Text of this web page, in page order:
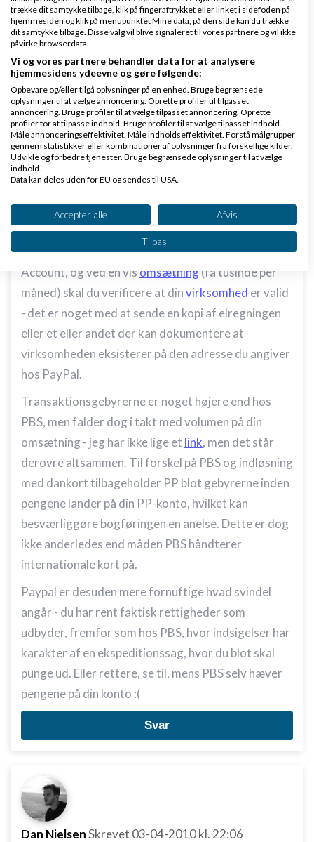
Svar
Mr. Moski2.netSkrevet22-03-2010kl. 22:07
Det er korrekt at det ikke koster noget at oprette
en konto. Du skal have det der hedder en Business
Account, og ved en vis omsætning (få tusinde per
måned) skal du verificere at dinvirksomhed er valid
- det er noget med at sende en kopi af elregningen
eller et eller andet der kan dokumentere at
virksomheden eksisterer på den adresse du angiver
hos PayPal.
Transaktionsgebyrerne er noget højere end hos
PBS, men falder dog i takt med volumen på din
omsætning - jeg har ikke lige et link, men det står
derovre altsammen. Til forskel på PBS og indløsning
med dankort tilbageholder PP blot gebyrerne inden
pengene lander på din PP-konto, hvilket kan
besværliggøre bogføringen en anelse. Dette er dog
ikke anderledes end måden PBS håndterer
internationale kort på.
Paypal er desuden mere fornuftige hvad svindel
angår - du har rent faktisk rettigheder som
udbyder, fremfor som hos PBS, hvor indsigelser har
karakter af en ekspeditionssag, hvor du blot skal
punge ud. Eller rettere, se til, mens PBS selv hæver
pengene på din konto :(
Svar
Dan NielsenSkrevet 03-04-2010kl. 22:06
trække dit samtykke tilbage, klik på fingeraftrykket eller linket i sidefoden på
hjemmesiden og klik på menupunktet Mine data, på den side kan du trække
dit samtykke tilbage. Disse valg vil blive signaleret til vores partnere og vil ikke
påvirke browserdata.
Vi og vores partnere behandler data for at analysere
hjemmesidens ydeevne og gøre følgende:
Opbevare og/eller tilgå oplysninger på en enhed. Bruge begrænsede
oplysninger til at vælge annoncering. Oprette profiler til tilpasset
annoncering. Bruge profiler til at vælge tilpasset annoncering. Oprette
profiler for at tilpasse indhold. Bruge profiler til at vælge tilpasset indhold.
Måle annonceringseffektivitet. Måle indholdseffektivitet. Forstå målgrupper
gennem statistikker eller kombinationer af oplysninger fra forskellige kilder.
Udvikle og forbedre tjenester. Bruge begrænsede oplysninger til at vælge
indhold.
Data kan deles uden for EU og sendes til USA.
Se partnerliste (2 IAB-leverandører)
Vi bruger dine data til følgende formål:
IAB's behandlingsformål:
Opbevare og/eller tilgå oplysninger på en
Bruge begrænsede oplysninger til at vælge
Oprette profiler til tilpasset annoncering
Bruge profiler til at vælge tilpasset
Oprette profiler for at tilpasse indhold
Bruge profiler til at vælge tilpasset indhold
Måle annonceringseffektivitet
Måle indholdseffektivitet
Forstå målgrupper gennem statistikker eller
kombinationer af oplysninger fra forskellige
kilder
Udvikle og forbedre tjenester
Bruge begrænsede oplysninger til at vælge
indhold
IAB Special Features:
Bruge præcise geografiske
placeringsoplysninger
Ydeevne
Funktionel
Accepter alle Afvis
Tilpas